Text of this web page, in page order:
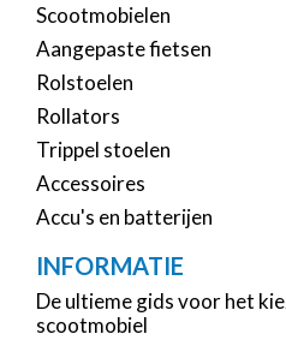
Scootmobielen
Aangepaste fietsen
Rolstoelen
Rollators
Trippel stoelen
Accessoires
Accu's en batterijen
INFORMATIE
De ultieme gids voor het
scootmobiel